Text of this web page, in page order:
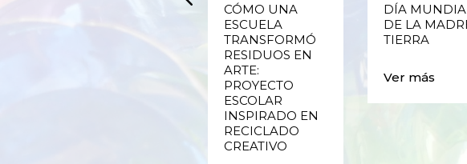
CÓMO UNA
ESCUELA
TRANSFORMÓ
RESIDUOS EN
ARTE:
PROYECTO
ESCOLAR
INSPIRADO EN
RECICLADO
CREATIVO
DÍA
DE LA
TIERRA
Ver más